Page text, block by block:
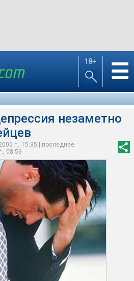
18+ ☰
незаметно
г., 15:35 | последнее
08:56